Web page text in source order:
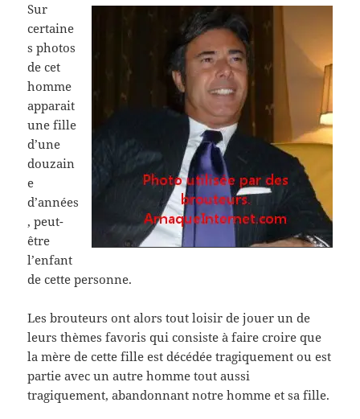
Sur
certaine
s photos
de cet
homme
apparait
une fille
d’une
douzain
e
d’années
, peut-
être
l’enfant
de cette personne.
Les brouteurs ont alors tout loisir de jouer un de
leurs thèmes favoris qui consiste à faire croire que
la mère de cette fille est décédée tragiquement ou est
partie avec un autre homme tout aussi
tragiquement, abandonnant notre homme et sa fille.